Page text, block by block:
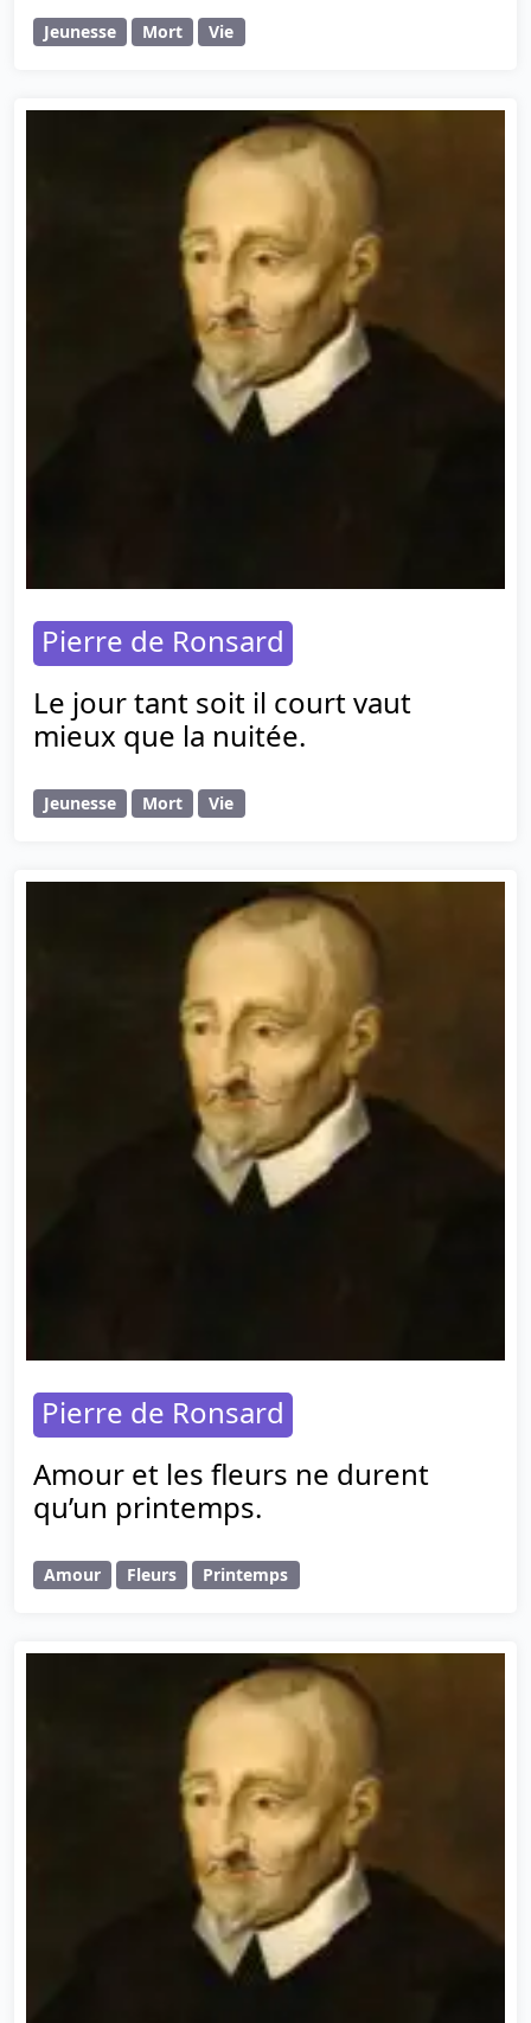
Jeunesse Mort Vie
Pierre de Ronsard
Le jour tant soit il court vaut
mieux que la nuitée.
Jeunesse Mort Vie
Pierre de Ronsard
Amour et les fleurs ne durent
qu’un printemps.
Amour Fleurs Printemps